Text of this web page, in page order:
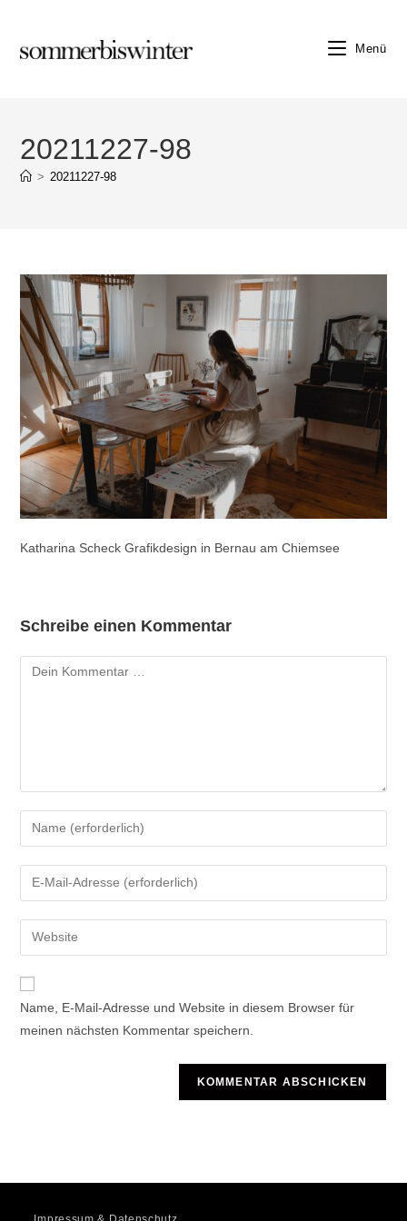
springen
Menü
20211227-98
> 20211227-98
Katharina Scheck Grafikdesign in Bernau am Chiemsee
Schreibe einen Kommentar
Kommentar
Gib
deinen
Namen
oder
zum
Kommentieren
ein
Gib
deine
E-
Mail-
zum
Kommentieren
ein
Gib
deine
Website-
Name, E-Mail-Adresse und Website in diesem Browser für
meinen nächsten Kommentar speichern.